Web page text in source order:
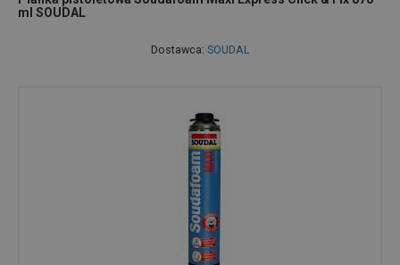
ml SOUDAL
Dostawca: SOUDAL